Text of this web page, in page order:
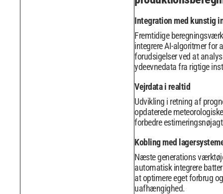
Integration med kunstig
Fremtidige
integrere AI-algoritmer for
forudsigelser ved at
ydeevnedata fra rigtige
Vejrdata i realtid
Udvikling i retning af
opdaterede
forbedre
Kobling med
Næste generations
automatisk integrere
at optimere eget forbrug
uafhængighed.